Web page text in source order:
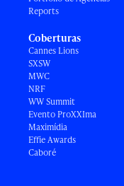
Reports
Coberturas
Cannes Lions
SXSW
MWC
NRF
WW Summit
Evento ProXXIma
Maximídia
Effie Awards
Caboré